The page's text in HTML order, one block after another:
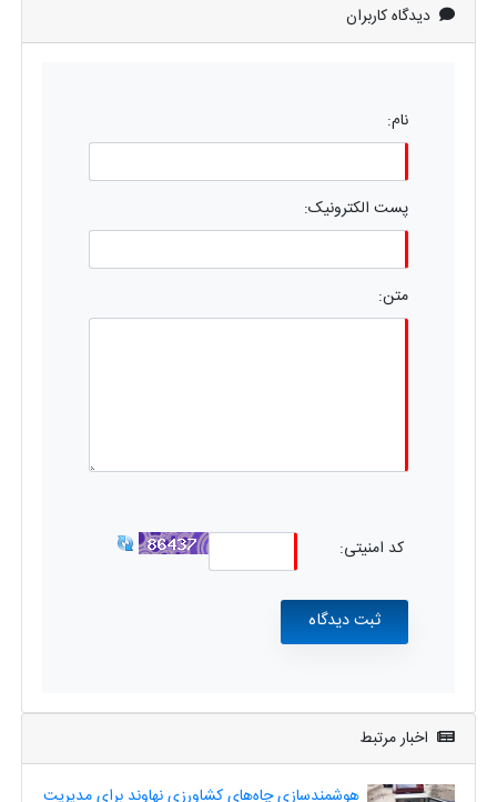
دیدگاه کاربران
نام:
پست الکترونیک:
متن:
کد امنیتی:
اخبار مرتبط
هوشمندسازی چاه‌های کشاورزی نهاوند برای مدیریت